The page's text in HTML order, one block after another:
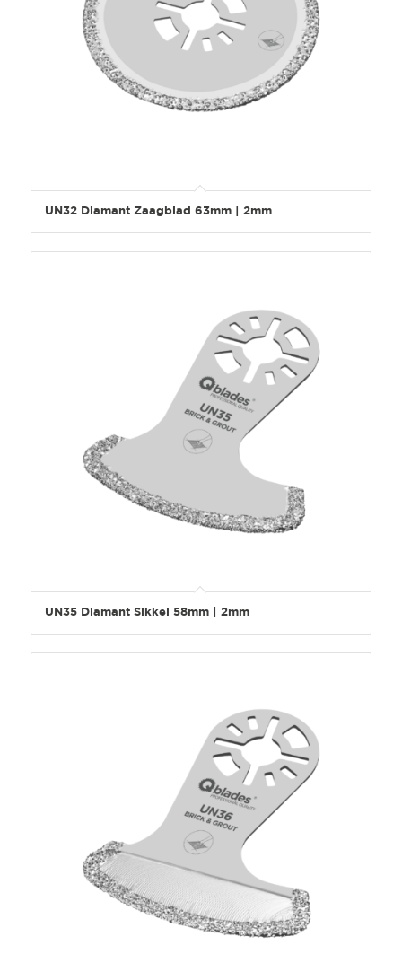
UN32 Diamant Zaagblad 63mm | 2mm
UN35 Diamant Sikkel 58mm | 2mm